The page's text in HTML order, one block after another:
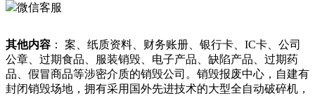
微信客服
其他内容 ： 案、纸质资料、财务账册、银行卡、IC卡、公司
公章、过期食品、服装销毁、电子产品、缺陷产品、过期药
品、假冒商品等涉密介质的销毁公司。销毁报废中心，自建有
封闭销毁场地，拥有采用国外先进技术的大型全自动破碎机，